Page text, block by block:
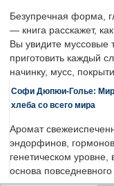
Безупречная форма,
— книга расскажет,
Вы увидите муссовые
приготовить каждый
начинку, мусс,
Софи Дюпюи-Голье: Мир
хлеба со всего мира
Аромат
эндорфинов,
генетическом
основа